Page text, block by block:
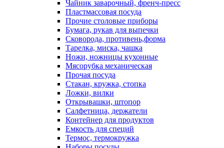
Чайник заварочный, френч-пресс
Пластмассовая посуда
Прочие столовые приборы
Бумага, рукав для выпечки
Сковорода, противень,форма
Тарелка, миска, чашка
Ножи, ножницы кухонные
Мясорубка механическая
Прочая посуда
Стакан, кружка, стопка
Ложки, вилки
Открывашки, штопор
Салфетница, держатели
Контейнер для продуктов
Емкость для специй
Термос, термокружка